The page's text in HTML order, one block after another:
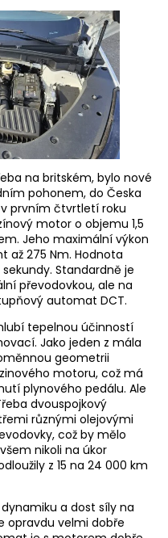
na britském, bylo nové
pohonem, do Česka
prvním čtvrtletí roku
motor o objemu 1,5
Jeho maximální výkon
až 275 Nm. Hodnota
Standardně je
převodovkou, ale na
automat DCT.
tepelnou účinností
Jako jeden z mála
geometrii
motoru, což má
plynového pedálu. Ale
dvouspojkový
různými olejovými
což by mělo
nikoli na úkor
z 15 na 24 000 km
a dost síly na
opravdu velmi dobře